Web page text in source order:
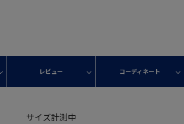
レビュー コーディネート
サイズ計測中